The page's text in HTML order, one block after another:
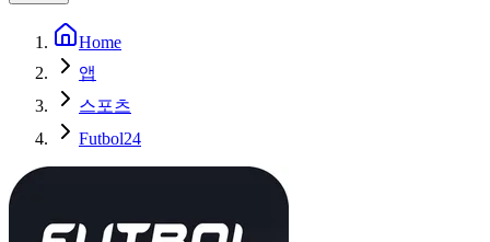
Home
앱
스포츠
Futbol24